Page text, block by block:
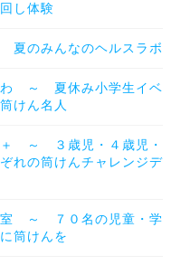
し体験
のみんなのヘルスラボ
わ ～ 夏休み小学生イベ
けん名人
＋ ～ ３歳児・４歳児・
れの筒けんチャレンジデ
室 ～ ７０名の児童・学
筒けんを